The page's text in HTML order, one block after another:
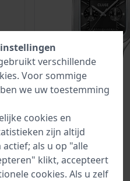
verschillende
. Voor sommige
we uw toestemming
cookies en
zijn altijd
als u op "alle
klikt, accepteert
cookies. Als u zelf